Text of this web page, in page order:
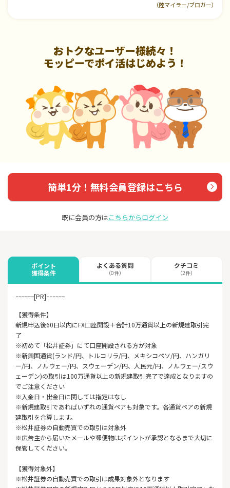
（陸マイラー/ブロガー）
おトクなユーザー様続々！
モッピーでポイ活はじめよう！
簡単1分！無料会員登録はこちら
既に会員の方はこちらからログイン
ポイント
獲得条件
よくある質問
（0件）
クチコミ
（2件）
ｰｰｰｰｰｰ[PR]ｰｰｰｰｰｰ
【獲得条件】
新規申込後60日以内にFX口座開設＋合計10万通貨以上の新規建取引完
了
※初めて「松井証券」にて口座開設される方が対象
※新興国通貨(ランド/円、トルコリラ/円、メキシコペソ/円、ハンガリ
ー/円、ノルウェー/円、スウェーデン/円、人民元/円、ノルウェー/スウ
ェーデン)の取引は100万通貨以上の新規建取引完了で達成となりますの
でご注意ください
※入金日・出金日に関しては指定はなし
※新規建取引であればいずれの通貨ペアも対象です。各通貨ペアの新規
建取引を合算します。
※松井証券の自動売買での取引は対象外
※広告主から届いたメールや郵便物はポイントが承認となるまで大切に
保管してください。
【獲得対象外】
※松井証券の自動売買での取引は成果対象外となります